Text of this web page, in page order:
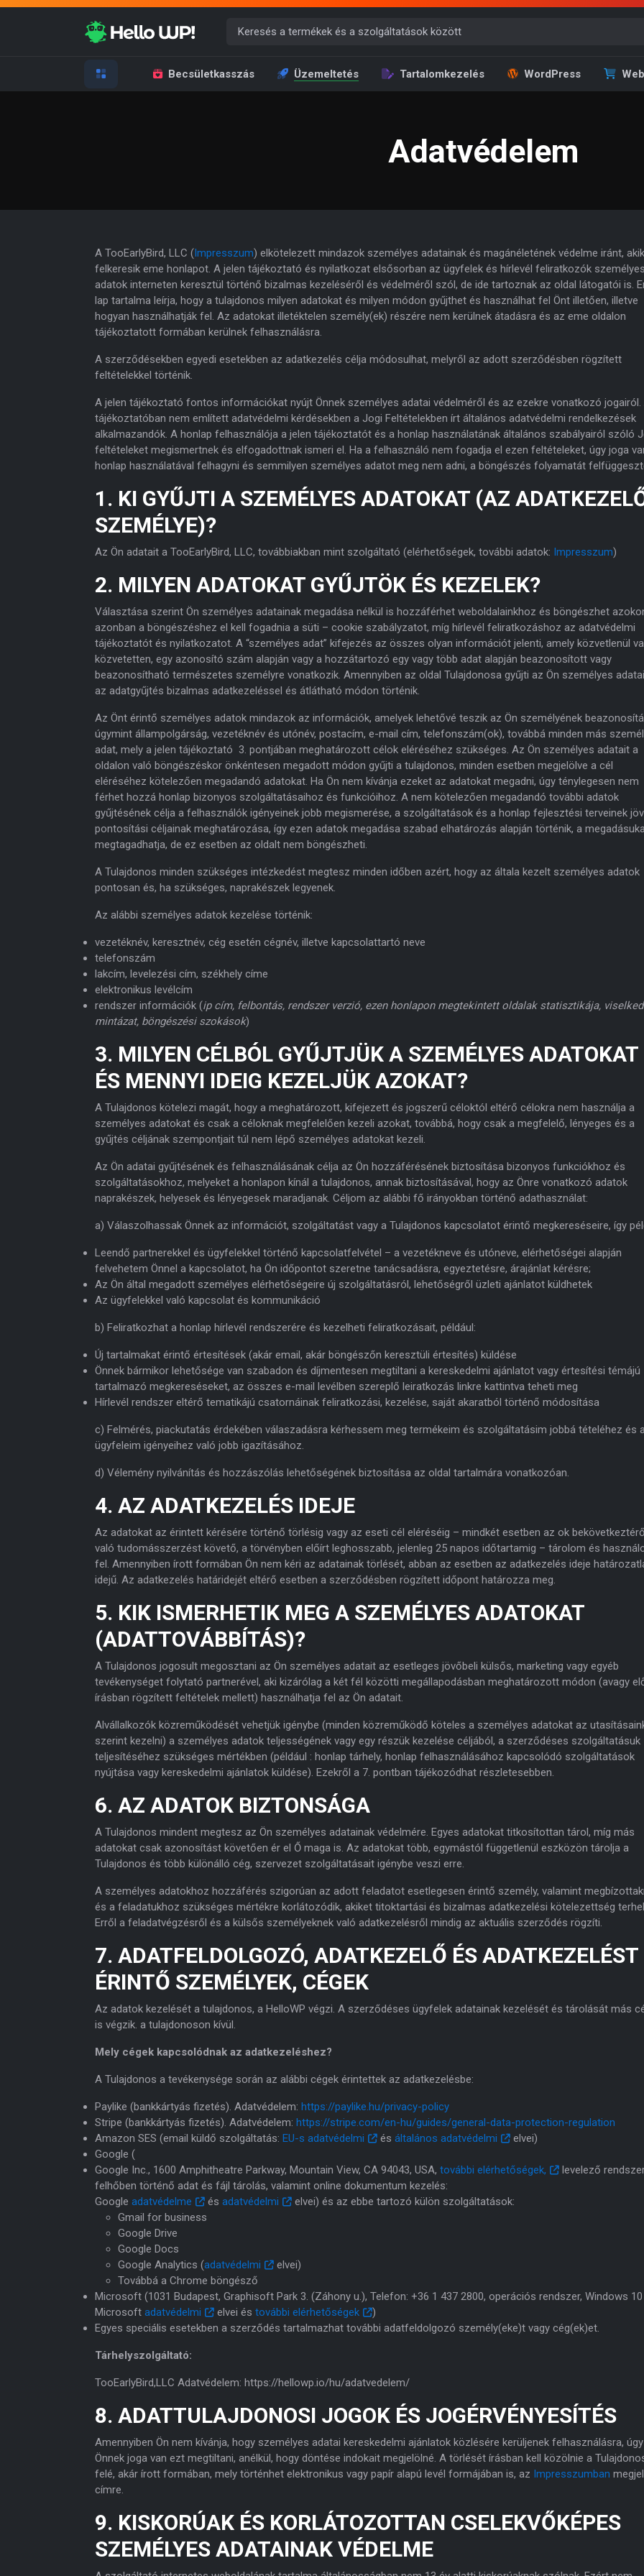
Becsületkasszás Üzemeltetés Tartalomkezelés WordPress
Adatvédelem
A TooEarlyBird, LLC ( Impresszum) elkötelezett mindazok személyes adatainak és magánéletének védelme iránt, akik
felkeresik eme honlapot. A jelen tájékoztató és nyilatkozat elsősorban az ügyfelek és hírlevél feliratkozók személyes
adatok interneten keresztül történő bizalmas kezeléséről és védelméről szól, de ide tartoznak az oldal látogatói is.
lap tartalma leírja, hogy a tulajdonos milyen adatokat és milyen módon gyűjthet és használhat fel Önt illetően, illetve
hogyan használhatják fel. Az adatokat illetéktelen személy(ek) részére nem kerülnek átadásra és az eme oldalon
tájékoztatott formában kerülnek felhasználásra.
A szerződésekben egyedi esetekben az adatkezelés célja módosulhat, melyről az adott szerződésben rögzített
feltételekkel történik.
A jelen tájékoztató fontos információkat nyújt Önnek személyes adatai védelméről és az ezekre vonatkozó jogairól.
tájékoztatóban nem említett adatvédelmi kérdésekben a Jogi Feltételekben írt általános adatvédelmi rendelkezések
alkalmazandók. A honlap felhasználója a jelen tájékoztatót és a honlap használatának általános szabályairól szóló
feltételeket megismertnek és elfogadottnak ismeri el. Ha a felhasználó nem fogadja el ezen feltételeket, úgy joga
honlap használatával felhagyni és semmilyen személyes adatot meg nem adni, a böngészés folyamatát
1. KI GYŰJTI A SZEMÉLYES ADATOKAT (AZ
SZEMÉLYE)?
Az Ön adatait a TooEarlyBird, LLC, továbbiakban mint szolgáltató (elérhetőségek, további adatok: Impresszum)
2. MILYEN ADATOKAT GYŰJTÖK ÉS KEZELEK?
Választása szerint Ön személyes adatainak megadása nélkül is hozzáférhet weboldalainkhoz és böngészhet
azonban a böngészéshez el kell fogadnia a süti – cookie szabályzatot, míg hírlevél feliratkozáshoz az adatvédelmi
tájékoztatót és nyilatkozatot. A “személyes adat” kifejezés az összes olyan információt jelenti, amely közvetlenül
közvetetten, egy azonosító szám alapján vagy a hozzátartozó egy vagy több adat alapján beazonosított vagy
beazonosítható természetes személyre vonatkozik. Amennyiben az oldal Tulajdonosa gyűjti az Ön személyes
az adatgyűjtés bizalmas adatkezeléssel és átlátható módon történik.
Az Önt érintő személyes adatok mindazok az információk, amelyek lehetővé teszik az Ön személyének
úgymint állampolgárság, vezetéknév és utónév, postacím, e-mail cím, telefonszám(ok), továbbá minden más
adat, mely a jelen tájékoztató 3. pontjában meghatározott célok eléréséhez szükséges. Az Ön személyes adatait a
oldalon való böngészéskor önkéntesen megadott módon gyűjti a tulajdonos, minden esetben megjelölve a cél
eléréséhez kötelezően megadandó adatokat. Ha Ön nem kívánja ezeket az adatokat megadni, úgy ténylegesen nem
férhet hozzá honlap bizonyos szolgáltatásaihoz és funkcióihoz. A nem kötelezően megadandó további adatok
gyűjtésének célja a felhasználók igényeinek jobb megismerése, a szolgáltatások és a honlap fejlesztési terveinek
pontosítási céljainak meghatározása, így ezen adatok megadása szabad elhatározás alapján történik, a
megtagadhatja, de ez esetben az oldalt nem böngészheti.
A Tulajdonos minden szükséges intézkedést megtesz minden időben azért, hogy az általa kezelt személyes adatok
pontosan és, ha szükséges, naprakészek legyenek.
Az alábbi személyes adatok kezelése történik:
vezetéknév, keresztnév, cég esetén cégnév, illetve kapcsolattartó neve
telefonszám
lakcím, levelezési cím, székhely címe
elektronikus levélcím
rendszer információk (ip cím, felbontás, rendszer verzió, ezen honlapon megtekintett oldalak statisztikája,
mintázat, böngészési szokások)
3. MILYEN CÉLBÓL GYŰJTJÜK A SZEMÉLYES ADATOKAT
ÉS MENNYI IDEIG KEZELJÜK AZOKAT?
A Tulajdonos kötelezi magát, hogy a meghatározott, kifejezett és jogszerű céloktól eltérő célokra nem használja a
személyes adatokat és csak a céloknak megfelelően kezeli azokat, továbbá, hogy csak a megfelelő, lényeges és a
gyűjtés céljának szempontjait túl nem lépő személyes adatokat kezeli.
Az Ön adatai gyűjtésének és felhasználásának célja az Ön hozzáférésének biztosítása bizonyos funkciókhoz és
szolgáltatásokhoz, melyeket a honlapon kínál a tulajdonos, annak biztosításával, hogy az Önre vonatkozó adatok
naprakészek, helyesek és lényegesek maradjanak. Céljom az alábbi fő irányokban történő adathasználat:
a) Válaszolhassak Önnek az információt, szolgáltatást vagy a Tulajdonos kapcsolatot érintő megkereséseire, így
Leendő partnerekkel és ügyfelekkel történő kapcsolatfelvétel – a vezetékneve és utóneve, elérhetőségei alapján
felvehetem Önnel a kapcsolatot, ha Ön időpontot szeretne tanácsadásra, egyeztetésre, árajánlat kérésre;
Az Ön által megadott személyes elérhetőségeire új szolgáltatásról, lehetőségről üzleti ajánlatot küldhetek
Az ügyfelekkel való kapcsolat és kommunikáció
b) Feliratkozhat a honlap hírlevél rendszerére és kezelheti feliratkozásait, például:
Új tartalmakat érintő értesítések (akár email, akár böngészőn keresztüli értesítés) küldése
Önnek bármikor lehetősége van szabadon és díjmentesen megtiltani a kereskedelmi ajánlatot vagy értesítési témájú
tartalmazó megkereséseket, az összes e-mail levélben szereplő leiratkozás linkre kattintva teheti meg
Hírlevél rendszer eltérő tematikájú csatornáinak feliratkozási, kezelése, saját akaratból történő módosítása
c) Felmérés, piackutatás érdekében válaszadásra kérhessem meg termékeim és szolgáltatásim jobbá tételéhez és
ügyfeleim igényeihez való jobb igazításához.
d) Vélemény nyilvánítás és hozzászólás lehetőségének biztosítása az oldal tartalmára vonatkozóan.
4. AZ ADATKEZELÉS IDEJE
Az adatokat az érintett kérésére történő törlésig vagy az eseti cél eléréséig – mindkét esetben az ok bekövetkeztéről
való tudomásszerzést követő, a törvényben előírt leghosszabb, jelenleg 25 napos időtartamig – tárolom és
fel. Amennyiben írott formában Ön nem kéri az adatainak törlését, abban az esetben az adatkezelés ideje
idejű. Az adatkezelés határidejét eltérő esetben a szerződésben rögzített időpont határozza meg.
5. KIK ISMERHETIK MEG A SZEMÉLYES ADATOKAT
(ADATTOVÁBBÍTÁS)?
A Tulajdonos jogosult megosztani az Ön személyes adatait az esetleges jövőbeli külsős, marketing vagy egyéb
tevékenységet folytató partnerével, aki kizárólag a két fél közötti megállapodásban meghatározott módon (avagy
írásban rögzített feltételek mellett) használhatja fel az Ön adatait.
Alvállalkozók közreműködését vehetjük igénybe (minden közreműködő köteles a személyes adatokat az
szerint kezelni) a személyes adatok teljességének vagy egy részük kezelése céljából, a szerződéses szolgáltatásuk
teljesítéséhez szükséges mértékben (például : honlap tárhely, honlap felhasználásához kapcsolódó szolgáltatások
nyújtása vagy kereskedelmi ajánlatok küldése). Ezekről a 7. pontban tájékozódhat részletesebben.
6. AZ ADATOK BIZTONSÁGA
A Tulajdonos mindent megtesz az Ön személyes adatainak védelmére. Egyes adatokat titkosítottan tárol, míg más
adatokat csak azonosítást követően ér el Ő maga is. Az adatokat több, egymástól függetlenül eszközön tárolja a
Tulajdonos és több különálló cég, szervezet szolgáltatásait igénybe veszi erre.
A személyes adatokhoz hozzáférés szigorúan az adott feladatot esetlegesen érintő személy, valamint
és a feladatukhoz szükséges mértékre korlátozódik, akiket titoktartási és bizalmas adatkezelési kötelezettség
Erről a feladatvégzésről és a külsős személyeknek való adatkezelésről mindig az aktuális szerződés rögzíti.
7. ADATFELDOLGOZÓ, ADATKEZELŐ ÉS ADATKEZELÉST
ÉRINTŐ SZEMÉLYEK, CÉGEK
Az adatok kezelését a tulajdonos, a HelloWP végzi. A szerződéses ügyfelek adatainak kezelését és tárolását más
is végzik. a tulajdonoson kívül.
Mely cégek kapcsolódnak az adatkezeléshez?
A Tulajdonos a tevékenysége során az alábbi cégek érintettek az adatkezelésbe:
Paylike (bankkártyás fizetés). Adatvédelem: https://paylike.hu/privacy-policy
Stripe (bankkártyás fizetés). Adatvédelem: https://stripe.com/en-hu/guides/general-data-protection-regulation
Amazon SES (email küldő szolgáltatás: EU-s adatvédelmi és általános adatvédelmi
elvei)
Google (
Google Inc., 1600 Amphitheatre Parkway, Mountain View, CA 94043, USA, további elérhetőségek,
levelező
felhőben történő adat és fájl tárolás, valamint online dokumentum kezelés:
Google adatvédelme és adatvédelmi
elvei) és az ebbe tartozó külön szolgáltatások:
Gmail for business
Google Drive
Google Docs
Google Analytics (adatvédelmi
elvei)
Továbbá a Chrome böngésző
Microsoft (1031 Budapest, Graphisoft Park 3. (Záhony u.), Telefon: +36 1 437 2800, operációs rendszer, Windows
Microsoft adatvédelmi elvei és további elérhetőségek
)
Egyes speciális esetekben a szerződés tartalmazhat további adatfeldolgozó személy(eke)t vagy cég(ek)et.
Tárhelyszolgáltató:
TooEarlyBird,LLC Adatvédelem: https://hellowp.io/hu/adatvedelem/
8. ADATTULAJDONOSI JOGOK ÉS JOGÉRVÉNYESÍTÉS
Amennyiben Ön nem kívánja, hogy személyes adatai kereskedelmi ajánlatok közlésére kerüljenek felhasználásra, úgy
Önnek joga van ezt megtiltani, anélkül, hogy döntése indokait megjelölné. A törlését írásban kell közölnie a
felé, akár írott formában, mely történhet elektronikus vagy papír alapú levél formájában is, az Impresszumban
címre.
9. KISKORÚAK ÉS KORLÁTOZOTTAN CSELEKVŐKÉPES
SZEMÉLYES ADATAINAK VÉDELME